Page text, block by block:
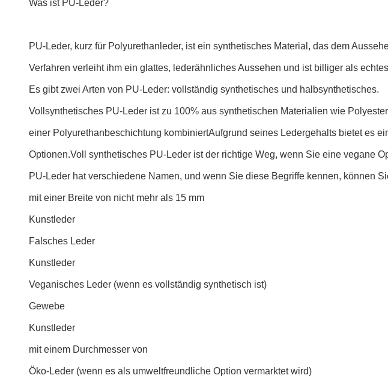
Was ist PU-Leder?
PU-Leder, kurz für Polyurethanleder, ist ein synthetisches Material, das dem
Verfahren verleiht ihm ein glattes, lederähnliches Aussehen und ist billiger als
Es gibt zwei Arten von PU-Leder: vollständig synthetisches und halbsynthetisches.
Vollsynthetisches PU-Leder ist zu 100% aus synthetischen Materialien wie
einer Polyurethanbeschichtung kombiniertAufgrund seines Ledergehalts bietet es
Optionen.Voll synthetisches PU-Leder ist der richtige Weg, wenn Sie eine vegane
PU-Leder hat verschiedene Namen, und wenn Sie diese Begriffe kennen, können
mit einer Breite von nicht mehr als 15 mm
Kunstleder
Falsches Leder
Kunstleder
Veganisches Leder (wenn es vollständig synthetisch ist)
Gewebe
Kunstleder
mit einem Durchmesser von
Öko-Leder (wenn es als umweltfreundliche Option vermarktet wird)